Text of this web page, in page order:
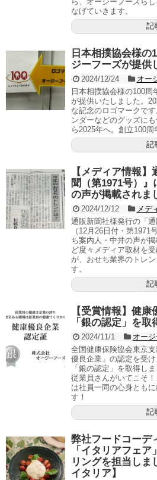
なげていきます。
記
日本相撲協会様の
ジーフーズが提供
2024/12/24
オー
日本相撲協会様の100
が提供いたしました。
な記念のロゴマークで
ンダーなどのグッズに
ら2025年へ。創立100
記
【メディア情報
聞（第1971号）
の声が掲載されま
2024/12/12
メデ
通販新聞社様発行の「
（12月26日付・第1971
ち案内人・中井の声が
ど度々メディア取材を
が、おせち業界のトレ
す。
記
【受賞情報】健
「銀の認定」を取
2024/11/1
オー
全国健康保険協会東京
優良企業」の認定を受
「銀の認定」を取得し
従業員さんがいてこそ
は社員一同の心身とも
す！
記
弊社フードコーデ
「イタリアフェ
リングを担当しま
イタリア】